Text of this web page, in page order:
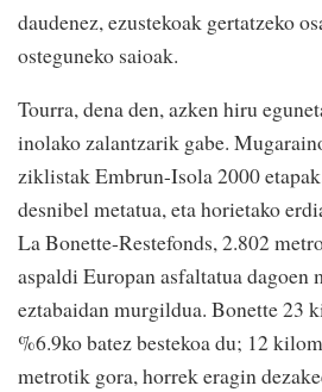
daudenez, ezustekoak gertatzeko
osteguneko saioak.
Tourra, dena den, azken hiru
inolako zalantzarik gabe.
ziklistak Embrun-Isola 2000
desnibel metatua, eta horietako
La Bonette-Restefonds, 2.802
aspaldi Europan asfaltatua dagoen
eztabaidan murgildua. Bonette 23
%6.9ko batez bestekoa du; 12
metrotik gora, horrek eragin